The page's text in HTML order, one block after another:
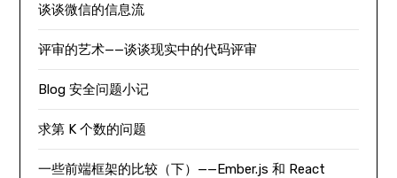
谈谈微信的信息流
评审的艺术——谈谈现实中的代码评审
Blog 安全问题小记
求第 K 个数的问题
一些前端框架的比较（下）——Ember.js 和 React